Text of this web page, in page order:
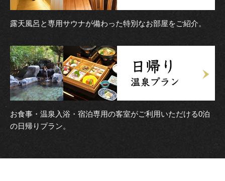
露天風呂と専用サウナが備わった特別なお部屋をご紹介。
お食事・温泉入浴・宿泊専用の客室がご利用いただける0泊
の日帰りプラン。